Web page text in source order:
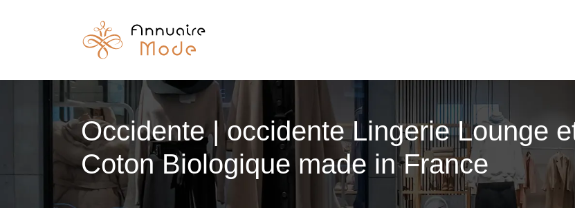
Occidente | occidente Lingerie Lounge
Coton Biologique made in France